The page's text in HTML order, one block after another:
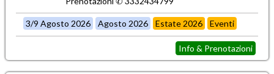
3/9 Agosto 2026 Agosto 2026 Estate 2026 Eventi
Info & Prenotazioni